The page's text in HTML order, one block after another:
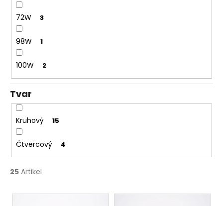
72W 3
98W 1
100W 2
Tvar
Kruhový 15
Čtvercový 4
25 Artikel
L